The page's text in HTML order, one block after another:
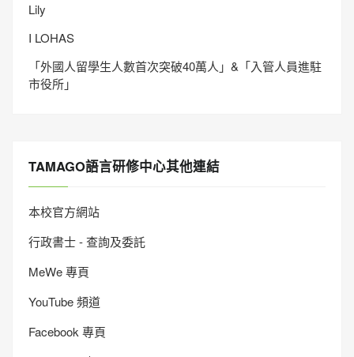
Lily
I LOHAS
「外國人留學生人數首次突破40萬人」&「入管人員進駐
市役所」
TAMAGO語言研修中心其他連結
本校官方網站
行政書士 - 查詢及委託
MeWe 專頁
YouTube 頻道
Facebook 專頁